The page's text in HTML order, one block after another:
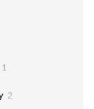
1
2